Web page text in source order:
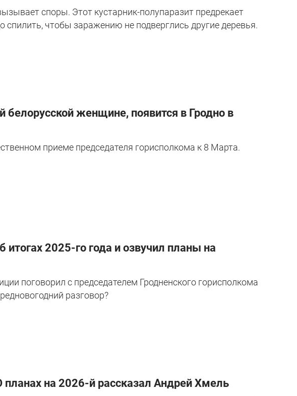
споры. Этот кустарник-полупаразит предрекает
спилить, чтобы заражению не подверглись другие деревья.
женщине, появится в Гродно в
приеме председателя горисполкома к 8 Марта.
2025-го года и озвучил планы на
поговорил с председателем Гродненского горисполкома
разговор?
планах на 2026-й рассказал Андрей Хмель